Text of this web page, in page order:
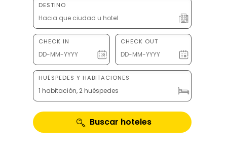
DESTINO
CHECK IN CHECK OUT
HUÉSPEDES Y HABITACIONES
1 habitación, 2 huéspedes
Buscar hoteles